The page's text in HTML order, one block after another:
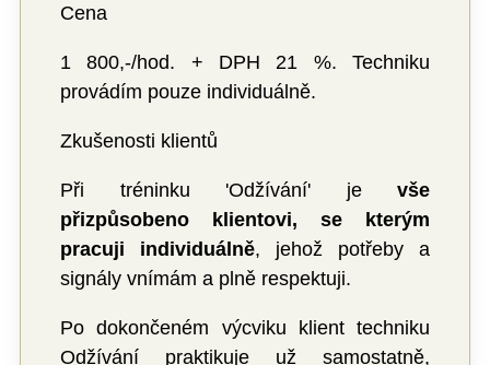
Cena
1 800,-/hod. + DPH 21 %. Techniku
provádím pouze individuálně.
Zkušenosti klientů
Při tréninku 'Odžívání' je vše
přizpůsobeno klientovi, se kterým
pracuji individuálně, jehož potřeby a
signály vnímám a plně respektuji.
Po dokončeném výcviku klient techniku
Odžívání praktikuje už samostatně,